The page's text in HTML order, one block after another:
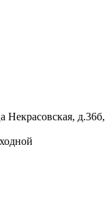
Некрасовская, д.36б,